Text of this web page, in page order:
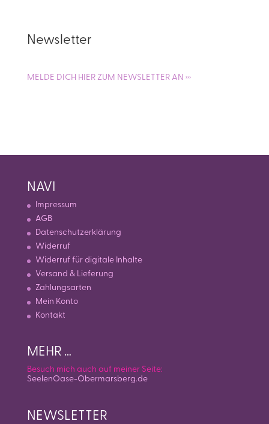
Newsletter
MELDE DICH HIER ZUM NEWSLETTER AN ›››
NAVI
Impressum
AGB
Datenschutzerklärung
Widerruf
Widerruf für digitale Inhalte
Versand & Lieferung
Zahlungsarten
Mein Konto
Kontakt
MEHR …
Besuch mich auch auf meiner Seite:
SeelenOase-Obermarsberg.de
NEWSLETTER